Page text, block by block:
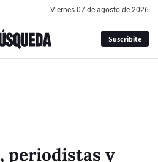
viernes 07 de agosto de 2026
Suscribite
periodistas y